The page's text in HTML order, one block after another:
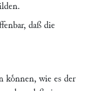
daß die
koͤnnen, wie es der